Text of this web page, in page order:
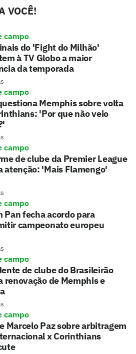
VOCÊ!
campo
do 'Fight do Milhão'
à TV Globo a maior
da temporada
campo
Memphis sobre volta
'Por que não veio
campo
de clube da Premier League
atenção: 'Mais Flamengo'
campo
Pan fecha acordo para
campeonato europeu
campo
de clube do Brasileirão
renovação de Memphis e
campo
Marcelo Paz sobre arbitragem
x Corinthians